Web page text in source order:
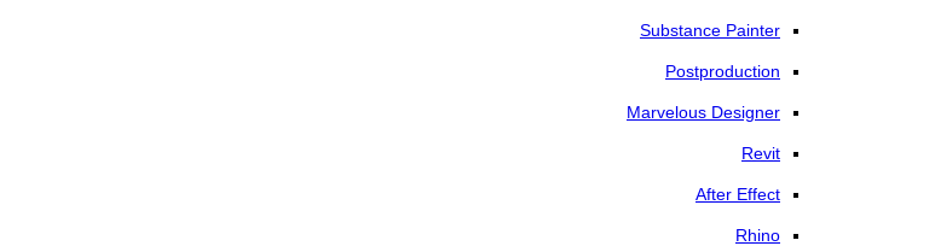
Substance Painter
Postproduction
Marvelous Designer
Revit
After Effect
Rhino